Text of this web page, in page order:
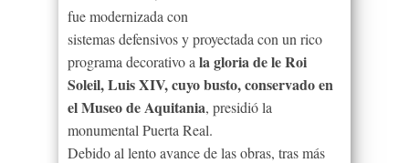
fue modernizada con
sistemas defensivos y proyectada con un rico
programa decorativo a la gloria de le Roi
Soleil, Luis XIV, cuyo busto, conservado en
el Museo de Aquitania, presidió la
monumental Puerta Real.
Debido al lento avance de las obras, tras más